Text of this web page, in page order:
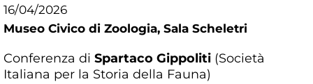
16/04/2026
Museo Civico di Zoologia, Sala Scheletri
Conferenza di Spartaco Gippoliti (Società
Italiana per la Storia della Fauna)